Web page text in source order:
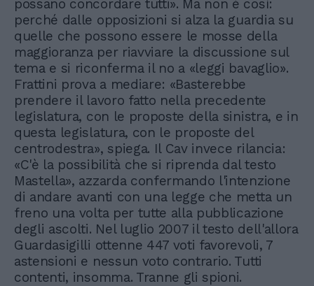
possano concordare tutti». Ma non è così:
perché dalle opposizioni si alza la guardia su
quelle che possono essere le mosse della
maggioranza per riavviare la discussione sul
tema e si riconferma il no a «leggi bavaglio».
Frattini prova a mediare: «Basterebbe
prendere il lavoro fatto nella precedente
legislatura, con le proposte della sinistra, e in
questa legislatura, con le proposte del
centrodestra», spiega. Il Cav invece rilancia:
«C'è la possibilità che si riprenda dal testo
Mastella», azzarda confermando l'intenzione
di andare avanti con una legge che metta un
freno una volta per tutte alla pubblicazione
degli ascolti. Nel luglio 2007 il testo dell'allora
Guardasigilli ottenne 447 voti favorevoli, 7
astensioni e nessun voto contrario. Tutti
contenti, insomma. Tranne gli spioni.